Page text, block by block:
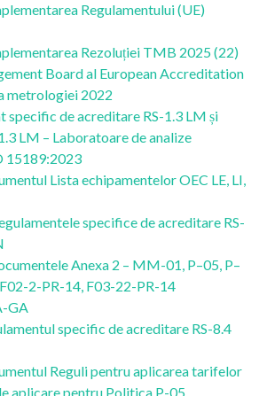
Regulamentului (UE)
Rezoluției TMB 2025 (22)
Board al European Accreditation
metrologiei 2022
specific de acreditare RS-1.3 LM și
LM – Laboratoare de analize
15189:2023
Lista echipamentelor OEC LE, LI,
specifice de acreditare RS-
Anexa 2 – MM-01, P–05, P–
F02-2-PR-14, F03-22-PR-14
GA
specific de acreditare RS-8.4
Reguli pentru aplicarea tarifelor
aplicare pentru Politica P-05